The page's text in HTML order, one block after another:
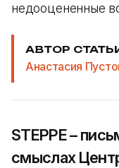
недооцененные
АВТОР
Анастасия
STEPPE –
смыслах